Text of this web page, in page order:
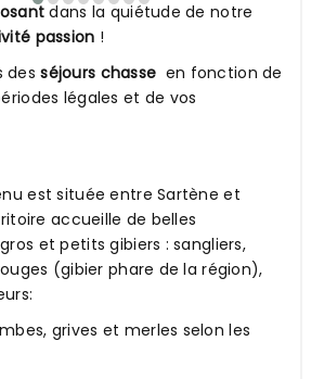
dans la quiétude de notre
passion !
desséjours chasse en fonction de
légales et de vos
est située entre Sartène et
accueille de belles
et petits gibiers : sangliers,
(gibier phare de la région),
grives et merles selon les